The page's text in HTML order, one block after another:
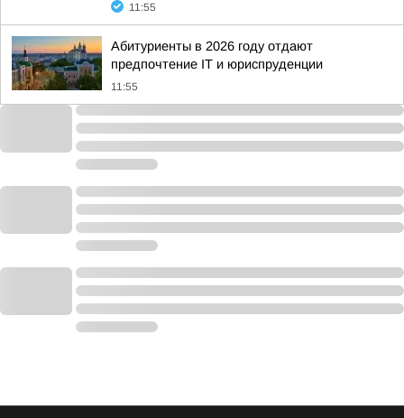
11:55
Абитуриенты в 2026 году отдают
предпочтение IT и юриспруденции
11:55